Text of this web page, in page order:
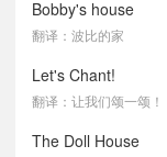
Bobby's house
翻译：波比的家
Let's Chant!
翻译：让我们颂一颂！
The Doll House